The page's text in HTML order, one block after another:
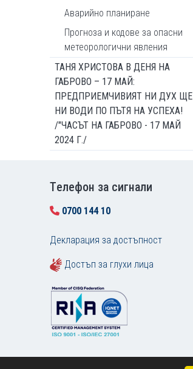
Аварийно планиране
Прогноза и кодове за опасни
метеорологични явления
ТАНЯ ХРИСТОВА В ДЕНЯ НА
ГАБРОВО – 17 МАЙ:
ПРЕДПРИЕМЧИВИЯТ НИ ДУХ ЩЕ
НИ ВОДИ ПО ПЪТЯ НА УСПЕХА!
/"ЧАСЪТ НА ГАБРОВО - 17 МАЙ
2024 Г./
Tелефон за сигнали
0700 144 10
Декларация за достъпност
Достъп за глухи лица